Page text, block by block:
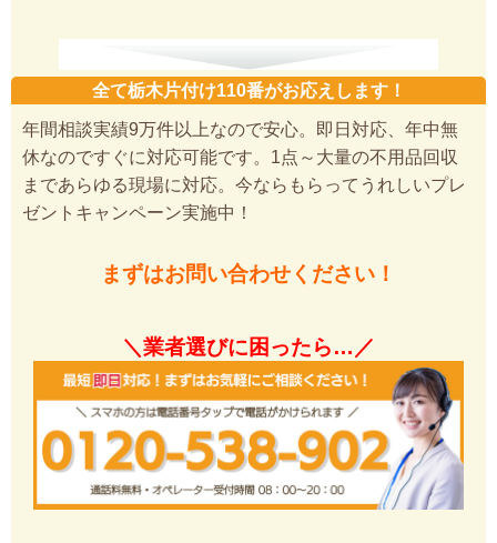
全て栃木片付け110番がお応えします！
年間相談実績9万件以上なので安心。即日対応、年中無
休なのですぐに対応可能です。1点～大量の不用品回収
まであらゆる現場に対応。今ならもらってうれしいプレ
ゼントキャンペーン実施中！
まずはお問い合わせください！
＼業者選びに困ったら…／